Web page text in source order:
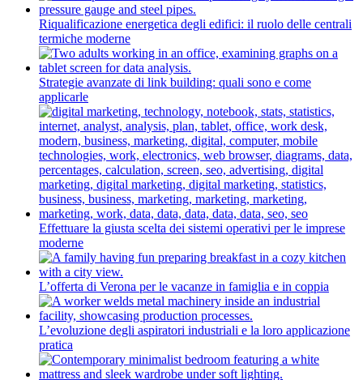
Riqualificazione energetica degli edifici: il ruolo delle centrali
termiche moderne
Strategie avanzate di link building: quali sono e come
applicarle
Effettuare la giusta scelta dei sistemi operativi per le imprese
moderne
L’offerta di Verona per le vacanze in famiglia e in coppia
L’evoluzione degli aspiratori industriali e la loro applicazione
pratica